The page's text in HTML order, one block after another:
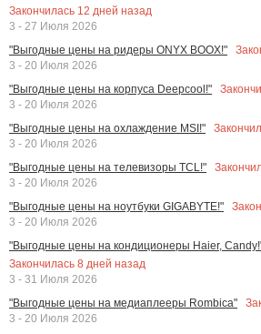
Закончилась 12 дней назад
3 - 27 Июля 2026
"Выгодные цены на ридеры ONYX BOOX!"
3 - 20 Июля 2026
"Выгодные цены на корпуса Deepcool!"
3 - 20 Июля 2026
"Выгодные цены на охлаждение MSI!"
3 - 20 Июля 2026
"Выгодные цены на телевизоры TCL!"
3 - 20 Июля 2026
"Выгодные цены на ноутбуки GIGABYTE!"
3 - 20 Июля 2026
"Выгодные цены на кондиционеры Haier,
Закончилась 8 дней назад
3 - 31 Июля 2026
"Выгодные цены на медиаплееры Rombica"
3 - 20 Июля 2026